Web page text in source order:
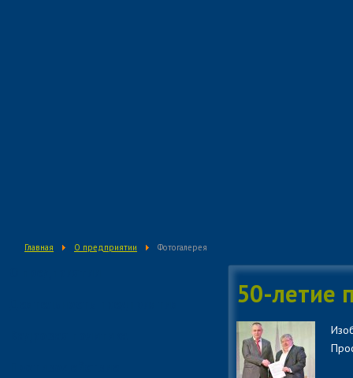
Главная О предприятии Фотогалерея
50-летие